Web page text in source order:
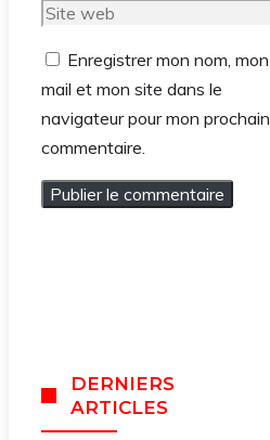
Enregistrer mon nom,
mail et mon site dans le
navigateur pour mon prochain
commentaire.
DERNIERS
ARTICLES